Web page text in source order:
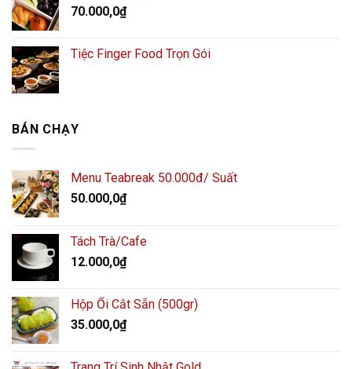
70.000,0₫
Tiệc Finger Food Trọn Gói
BÁN CHẠY
Menu Teabreak 50.000đ/ Suất
50.000,0₫
Tách Trà/Cafe
12.000,0₫
Hộp Ổi Cắt Sẵn (500gr)
35.000,0₫